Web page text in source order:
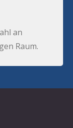
an
Raum.